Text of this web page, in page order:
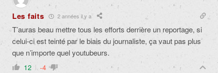
Les faits 2 années il y a
T’auras beau mettre tous les efforts derrière un reportage, si
celui-ci est teinté par le biais du journaliste, ça vaut pas plus
que n’importe quel youtubeurs.
12 -4